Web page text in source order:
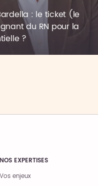
: le ticket (le
du RN pour la
?
NOS EXPERTISES
Vos enjeux